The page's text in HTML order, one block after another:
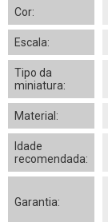
Cor:
Escala:
Tipo da
miniatura:
Material:
Idade
recomendada:
Garantia: